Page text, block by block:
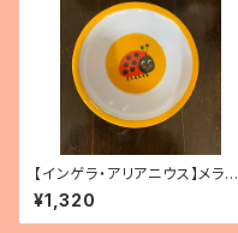
【インゲラ・アリアニウス】メラミ
ンボウル（テントウムシ）
¥1,320